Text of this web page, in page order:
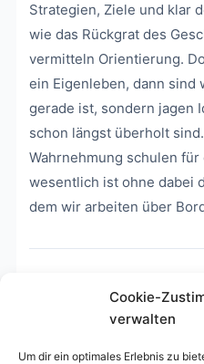
Cookie-
verwalten
Um dir ein optimales Erlebnis zu
Strategien, Ziele und klar
wie das Rückgrat des
vermitteln Orientierung.
ein Eigenleben, dann sind
gerade ist, sondern jagen
schon längst überholt
Wahrnehmung schulen
wesentlich ist ohne dabei
dem wir arbeiten über
Similar Downloads